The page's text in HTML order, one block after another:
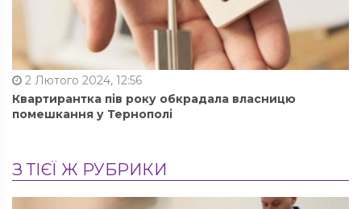
2 Лютого 2024, 12:56
Квартирантка пів року обкрадала власницю
помешкання у Тернополі
З ТІЄЇ Ж РУБРИКИ